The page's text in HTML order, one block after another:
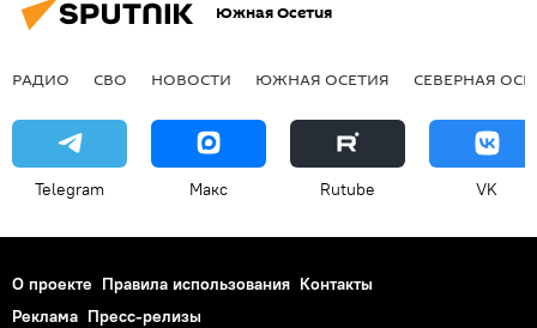
Южная Осетия
РАДИО СВО НОВОСТИ ЮЖНАЯ ОСЕТИЯ СЕВЕРНАЯ
Telegram Макс Rutube VK
О проекте Правила использования Контакты
Реклама Пресс-релизы